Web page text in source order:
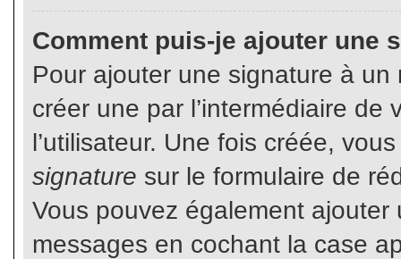
Comment puis-je ajouter une
Pour ajouter une signature à un
créer une par l’intermédiaire
l’utilisateur. Une fois créée,
signature sur le formulaire de
Vous pouvez également
messages en cochant la case